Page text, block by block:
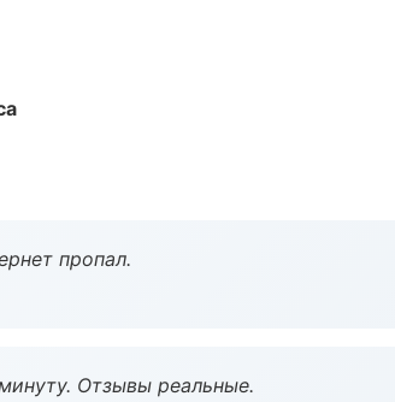
пропал.
Отзывы реальные.